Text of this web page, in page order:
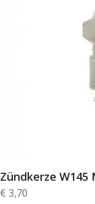
Zündkerze W145
€ 3,70